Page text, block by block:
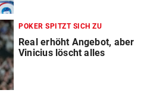
POKER SPITZT SICH ZU
Real erhöht Angebot, aber
Vinicius löscht alles